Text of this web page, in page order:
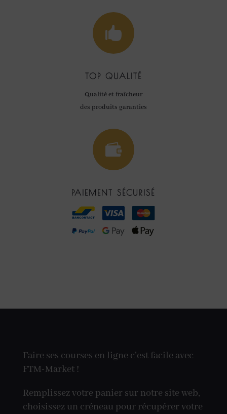

TOP QUALITÉ
Qualité et fraîcheur
des produits garanties

PAIEMENT SÉCURISÉ
Faire ses courses en ligne c’est facile avec
FTM-Market !
Remplissez votre panier sur notre site web,
choisissez un créneau pour récupérer votre